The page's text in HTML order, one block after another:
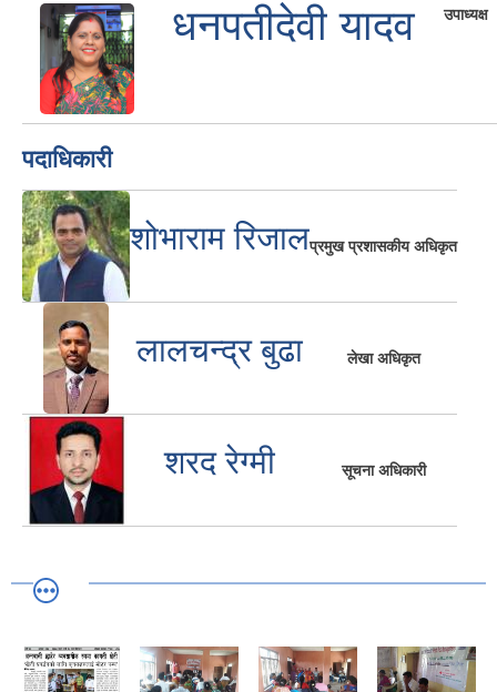
धनपतीदेवी यादव उपाध्यक्ष
पदाधिकारी
शोभाराम रिजालप्रमुख प्रशासकीय अधिकृत
लालचन्द्र बुढा लेखा अधिकृत
शरद रेग्मी सूचना अधिकारी